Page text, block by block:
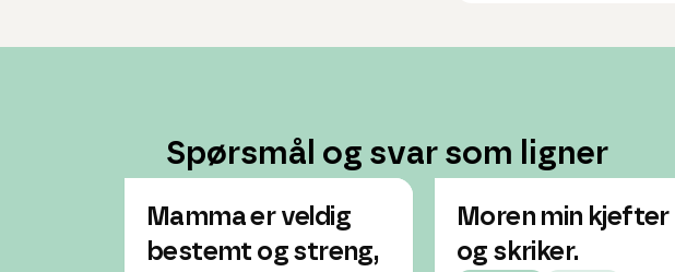
Spørsmål og svar som ligner
Mamma er veldig
bestemt og streng,
Moren min kjefter
og skriker.